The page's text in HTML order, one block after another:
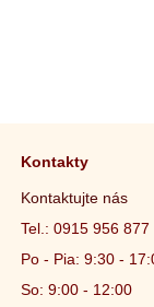
Kontakty
Kontaktujte nás
Tel.: 0915 956 877
Po - Pia: 9:30 -
So: 9:00 - 12:00